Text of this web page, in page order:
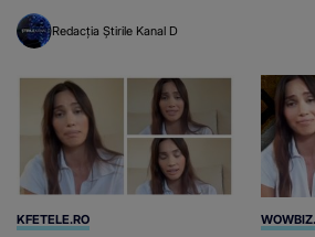
estic, avertizează
serviciile americane de
Redacția Știrile Kanal D
KFETELE.RO